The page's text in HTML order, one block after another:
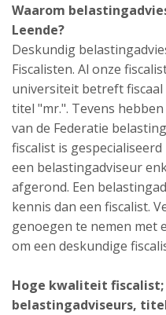
Waarom
Leende?
Deskundig
Fiscalisten. Al onze
universiteit betreft
titel "mr.". Tevens
van de Federatie
fiscalist is
een belastingadviseur
afgerond. Een
kennis dan een fiscalist.
genoegen te nemen met
om een deskundige
Hoge kwaliteit fiscalist;
belastingadviseurs,